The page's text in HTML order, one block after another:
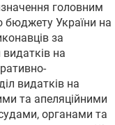
головним
України на
за
на
видатків на
та апеляційними
органами та